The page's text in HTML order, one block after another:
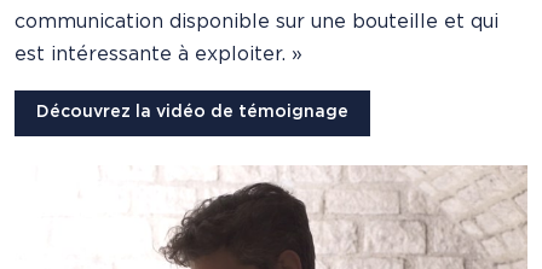
communication disponible sur une bouteille et qui
est intéressante à exploiter. »
Découvrez la vidéo de témoignage